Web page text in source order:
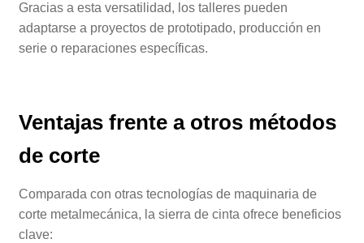
Gracias a esta versatilidad, los talleres pueden
adaptarse a proyectos de prototipado, producción en
serie o reparaciones específicas.
Ventajas frente a otros métodos
de corte
Comparada con otras tecnologías de maquinaria de
corte metalmecánica, la sierra de cinta ofrece beneficios
clave: